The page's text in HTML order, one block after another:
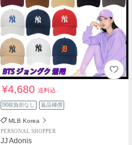
¥4,680送料込
関税負担なし 返品補償
MLB Korea
PERSONAL SHOPPER
JJ Adonis